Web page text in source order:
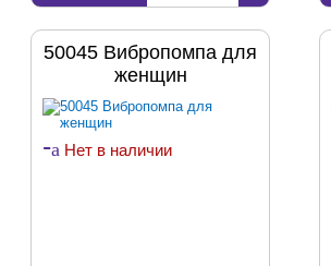
50045 Вибропомпа для
женщин
-a Нет в наличии